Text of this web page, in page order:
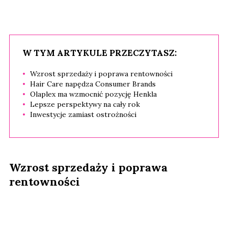
W TYM ARTYKULE PRZECZYTASZ:
Wzrost sprzedaży i poprawa rentowności
Hair Care napędza Consumer Brands
Olaplex ma wzmocnić pozycję Henkla
Lepsze perspektywy na cały rok
Inwestycje zamiast ostrożności
Wzrost sprzedaży i poprawa
rentowności